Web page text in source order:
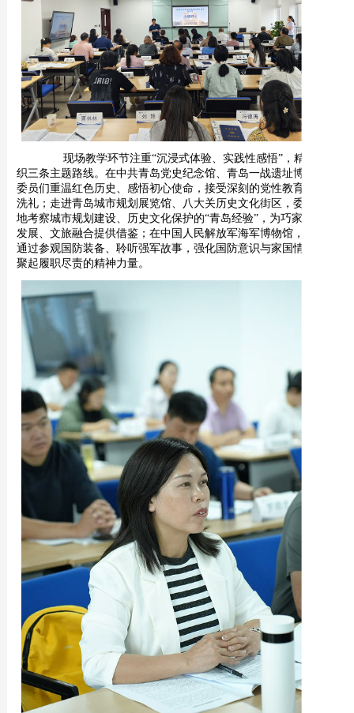
现场教学环节注重“沉浸式体验、实践性感悟”，精心
织三条主题路线。在中共青岛党史纪念馆、青岛一战遗址博物馆，
委员们重温红色历史、感悟初心使命，接受深刻的党性教育与精神
洗礼；走进青岛城市规划展览馆、八大关历史文化街区，委员们实
地考察城市规划建设、历史文化保护的“青岛经验”，为巧家县城乡
发展、文旅融合提供借鉴；在中国人民解放军海军博物馆，委员们
通过参观国防装备、聆听强军故事，强化国防意识与家国情怀，凝
聚起履职尽责的精神力量。